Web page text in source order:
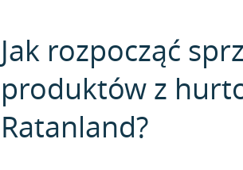
Jak rozpocząć
produktów z
Ratanland?